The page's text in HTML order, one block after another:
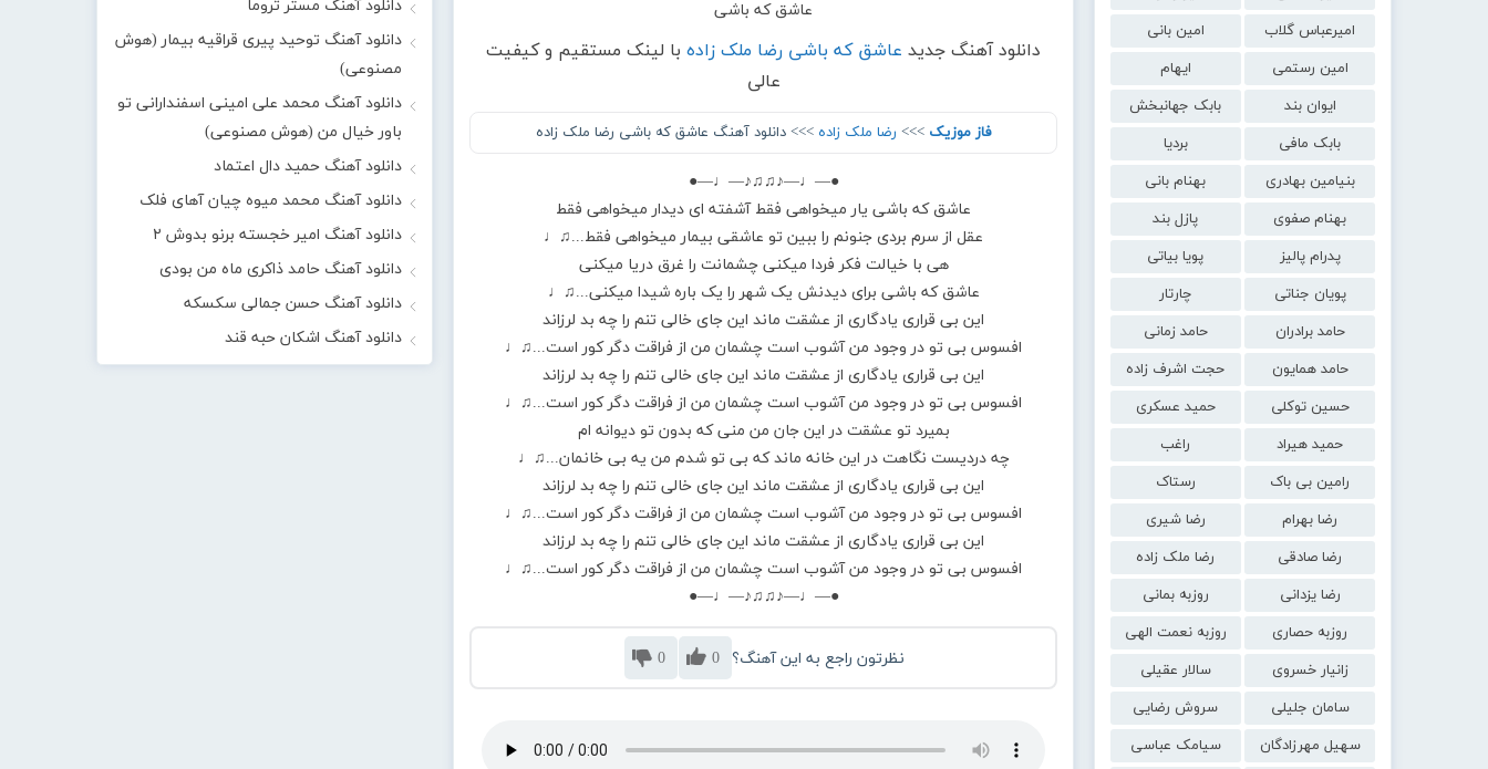
امیرعباس گلاب
امین بانی
امین رستمی
ایهام
ایوان بند
بابک جهانبخش
بابک مافی
بردیا
بنیامین بهادری
بهنام بانی
بهنام صفوی
پازل بند
پدرام پالیز
پویا بیاتی
پویان جناتی
چارتار
حامد برادران
حامد زمانی
حامد همایون
حجت اشرف زاده
حسین توکلی
حمید عسکری
حمید هیراد
راغب
رامین بی باک
رستاک
رضا بهرام
رضا شیری
رضا صادقی
رضا ملک زاده
رضا یزدانی
روزبه بمانی
روزبه حصاری
روزبه نعمت الهی
زانیار خسروی
سالار عقیلی
سامان جلیلی
سروش رضایی
سهیل مهرزادگان
سیامک عباسی
عاشق که باشی
دانلود آهنگ جدید عاشق که باشی رضا ملک زادهبا لینک مستقیم و کیفیت
عالی
فاز موزیک >>> رضا ملک زاده >>> دانلود آهنگ عاشق که باشی رضا ملک زاده
●—♩—♪♫♫♪—♩—●
عاشق که باشی یار میخواهی فقط آشفته ای دیدار میخواهی فقط
عقل از سرم بردی جنونم را ببین تو عاشقی بیمار میخواهی فقط...♫♩
هی با خیالت فکر فردا میکنی چشمانت را غرق دریا میکنی
عاشق که باشی برای دیدنش یک شهر را یک باره شیدا میکنی...♫♩
این بی قراری یادگاری از عشقت ماند این جای خالی تنم را چه بد لرزاند
افسوس بی تو در وجود من آشوب است چشمان من از فراقت دگر کور است...♫♩
این بی قراری یادگاری از عشقت ماند این جای خالی تنم را چه بد لرزاند
افسوس بی تو در وجود من آشوب است چشمان من از فراقت دگر کور است...♫♩
بمیرد تو عشقت در این جان من منی که بدون تو دیوانه ام
چه دردیست نگاهت در این خانه ماند که بی تو شدم من یه بی خانمان...♫♩
این بی قراری یادگاری از عشقت ماند این جای خالی تنم را چه بد لرزاند
افسوس بی تو در وجود من آشوب است چشمان من از فراقت دگر کور است...♫♩
این بی قراری یادگاری از عشقت ماند این جای خالی تنم را چه بد لرزاند
افسوس بی تو در وجود من آشوب است چشمان من از فراقت دگر کور است...♫♩
●—♩—♪♫♫♪—♩—●
نظرتون راجع به این آهنگ؟ 0
0
دانلود آهنگ مستر تروما
دانلود آهنگ توحید پیری قراقیه بیمار (هوش
مصنوعی)
دانلود آهنگ محمد علی امینی اسفندارانی تو
باور خیال من (هوش مصنوعی)
دانلود آهنگ حمید دال اعتماد
دانلود آهنگ محمد میوه چیان آهای فلک
دانلود آهنگ امیر خجسته برنو بدوش ۲
دانلود آهنگ حامد ذاکری ماه من بودی
دانلود آهنگ حسن جمالی سکسکه
دانلود آهنگ اشکان حبه قند